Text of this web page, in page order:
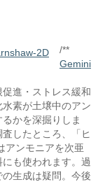
/**
Gemini
進・ストレス緩和
素が土壌中のアン
かを深掘りしま
したところ、「ヒ
アンモニアを次亜
も使われます。過
生成は疑問。今後